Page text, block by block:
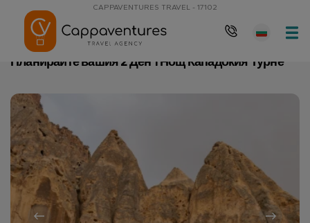
CAPPAVENTURES TRAVEL - 17102
Главна страница
Планирайте вашия 2 Ден 1 Нощ Кападокия Турне